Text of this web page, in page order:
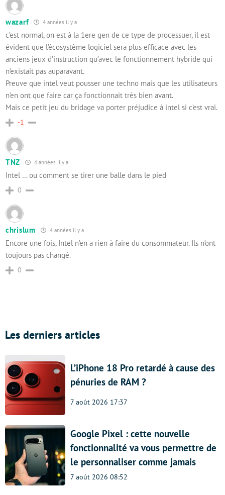
wazarf 4 années il y a
c’est normal, on est à la 1ere gen de ce type de processuer, il est
évident que l’écosystème logiciel sera plus efficace avec les
anciens jeux d’instruction qu’avec le fonctionnement hybride qui
n’existait pas auparavant.
Preuve que intel veut pousser une techno mais que les utilisateurs
n’en ont que faire car ça fonctionnait très bien avant.
Mais ce petit jeu du bridage va porter préjudice à intel si c’est vrai.
-1
TNZ 4 années il y a
Intel … ou comment se tirer une balle dans le pied
0
chrislum 4 années il y a
Encore une fois, Intel n’en a rien à faire du consommateur. Ils n’ont
toujours pas changé.
0
Les derniers articles
L’iPhone 18 Pro retardé à cause des
pénuries de RAM ?
7 août 2026 17:37
Google Pixel : cette nouvelle
fonctionnalité va vous permettre de
le personnaliser comme jamais
7 août 2026 08:52